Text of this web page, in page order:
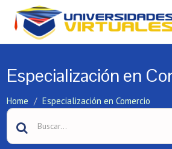
Especialización en
Home Especialización en Comercio